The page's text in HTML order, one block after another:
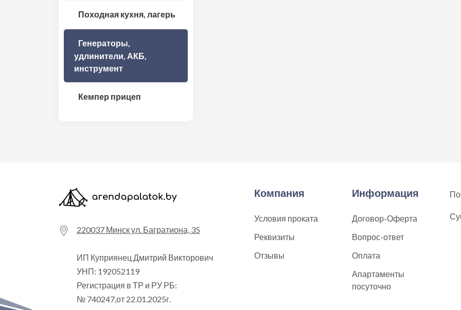
Походная кухня, лагерь
Генераторы,
удлинители, АКБ,
инструмент
Кемпер прицеп
220037 Минск ул. Багратиона, 35
ИП Куприянец Дмитрий Викторович
УНП: 192052119
Регистрация в ТР и РУ РБ:
№ 740247,от 22.01.2025г.
Компания
Условия проката
Реквизиты
Отзывы
Информация
Договор-Оферта
Вопрос-ответ
Оплата
Апартаменты
посуточно